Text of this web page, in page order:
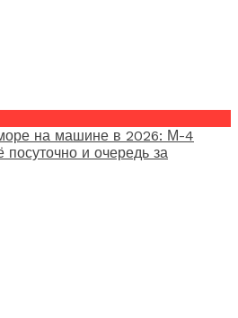
на машине в 2026: М-4
посуточно и очередь за